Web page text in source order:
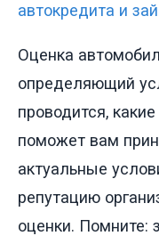
автокредита и
Оценка
определяющий
проводится,
поможет вам
актуальные
репутацию
оценки. Помните: